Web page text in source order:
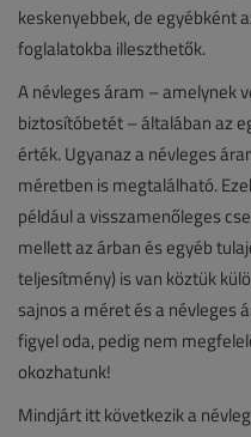
keskenyebbek, de egyébként
foglalatokba illeszthetők.
A névleges áram – amelynek
biztosítóbetét – általában az
érték. Ugyanaz a névleges
méretben is megtalálható.
például a visszamenőleges
mellett az árban és egyéb
teljesítmény) is van köztük
sajnos a méret és a névleges
figyel oda, pedig nem
okozhatunk!
Mindjárt itt következik a